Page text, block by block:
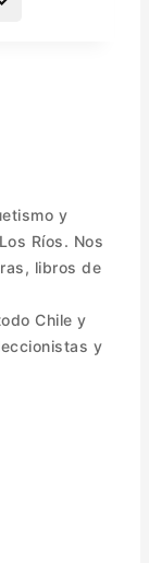
y
Ríos. Nos
libros de
Chile y
y